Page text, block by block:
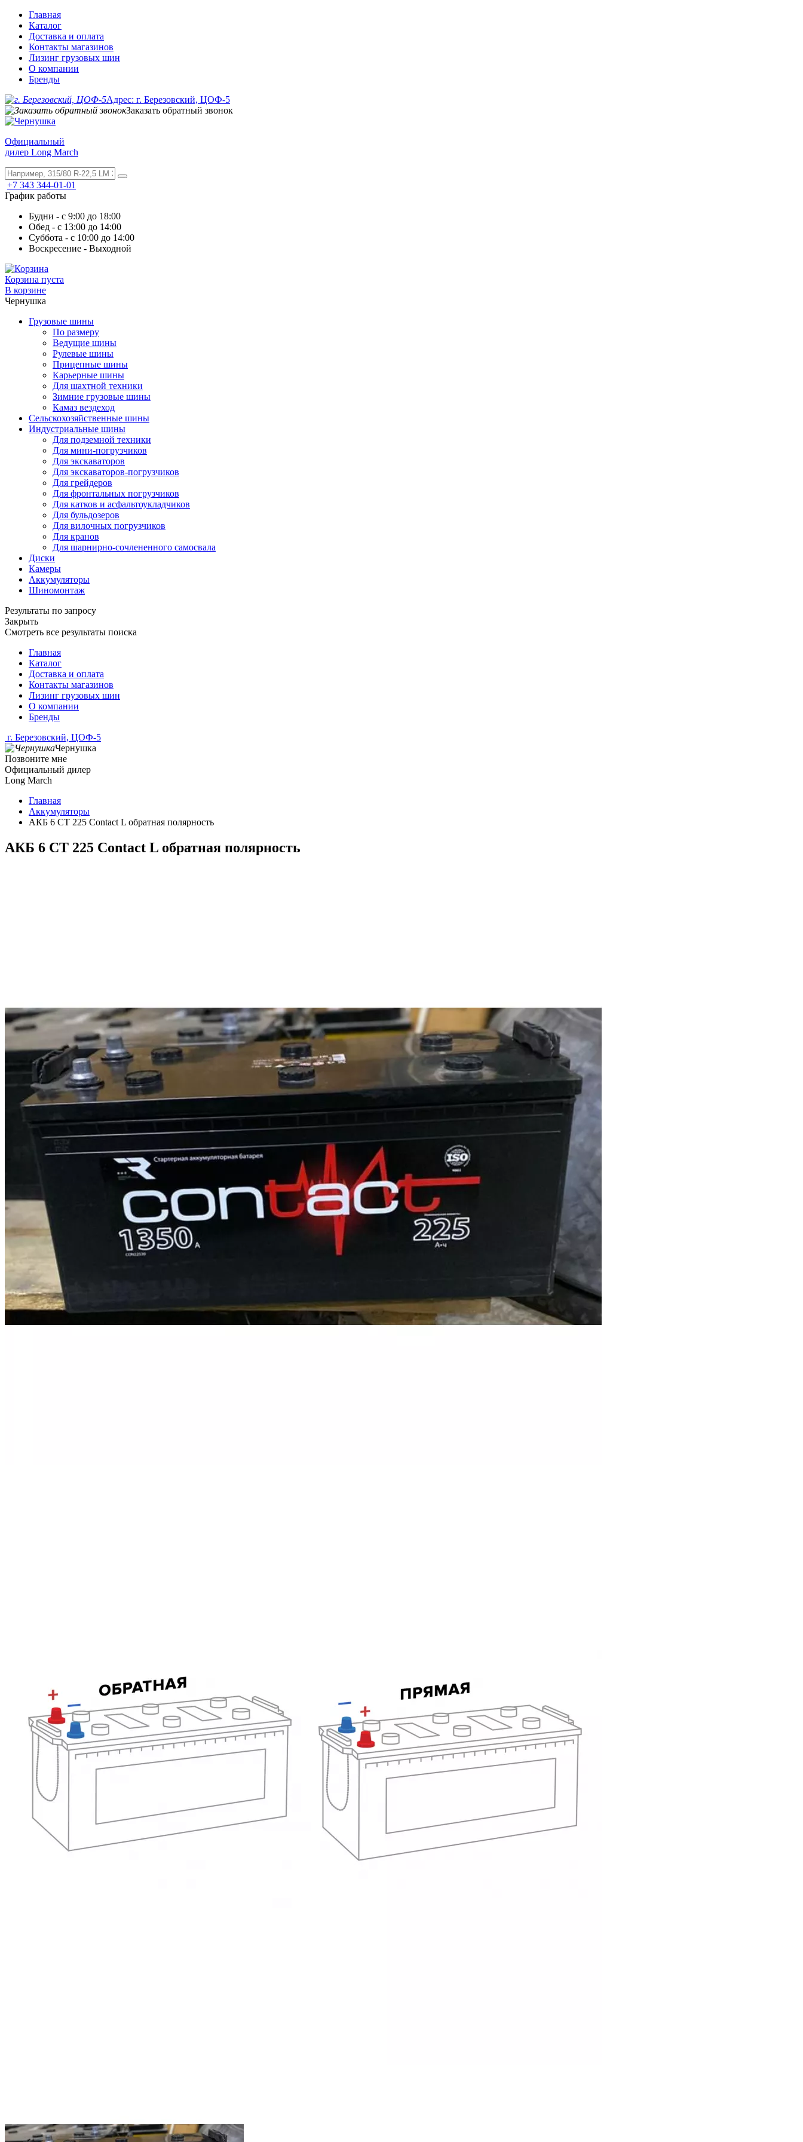
Главная
Каталог
Доставка и оплата
Контакты магазинов
Лизинг грузовых шин
О компании
Бренды
Адрес: г. Березовский, ЦОФ-5
Заказать обратный звонок
Официальный
дилер Long March
+7 343 344-01-01
График работы
Будни - с 9:00 до 18:00
Обед - с 13:00 до 14:00
Суббота - с 10:00 до 14:00
Воскресение - Выходной
Корзина пуста
В корзине
Чернушка
Грузовые шины
По размеру
Ведущие шины
Рулевые шины
Прицепные шины
Карьерные шины
Для шахтной техники
Зимние грузовые шины
Камаз вездеход
Сельскохозяйственные шины
Индустриальные шины
Для подземной техники
Для мини-погрузчиков
Для экскаваторов
Для экскаваторов-погрузчиков
Для грейдеров
Для фронтальных погрузчиков
Для катков и асфальтоукладчиков
Для бульдозеров
Для вилочных погрузчиков
Для кранов
Для шарнирно-сочлененного самосвала
Диски
Камеры
Аккумуляторы
Шиномонтаж
Результаты по запросу
Закрыть
Смотреть все результаты поиска
Главная
Каталог
Доставка и оплата
Контакты магазинов
Лизинг грузовых шин
О компании
Бренды
г. Березовский, ЦОФ-5
Чернушка
Позвоните мне
Официальный дилер
Long March
Главная
Аккумуляторы
АКБ 6 СТ 225 Contact L обратная полярность
АКБ 6 СТ 225 Contact L обратная полярность